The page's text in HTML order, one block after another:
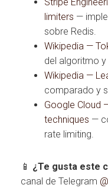
Stripe
limiters —
sobre Redis.
Wikipedia —
del algoritmo
Wikipedia —
comparado y
Google Cloud
techniques —
rate limiting.
📱 ¿Te gusta este
canal de Telegram